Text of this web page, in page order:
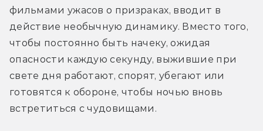
фильмами ужасов о призраках, вводит в
действие необычную динамику. Вместо того,
чтобы постоянно быть начеку, ожидая
опасности каждую секунду, выжившие при
свете дня работают, спорят, убегают или
готовятся к обороне, чтобы ночью вновь
встретиться с чудовищами.